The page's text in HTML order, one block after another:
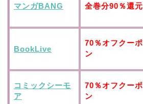
マンガBANG 全巻分90％還元
BookLive
70％オフクーポ
ン
コミックシーモ
ア
70％オフクーポ
ン